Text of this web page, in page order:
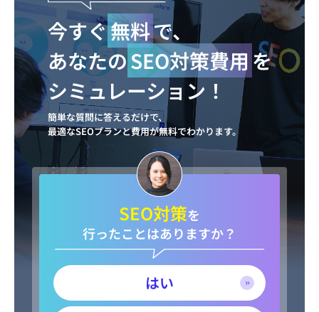
今すぐ無料で、
あなたのSEO対策費用 を
シミュレーション！
簡単な質問に答えるだけで、
最適なSEOプランと費用が無料でわかります。
SEO対策を
行ったことはありますか？
はい